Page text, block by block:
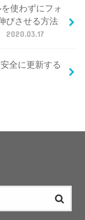
使わずにフォ
びさせる方法
2020.03.17
全に更新する